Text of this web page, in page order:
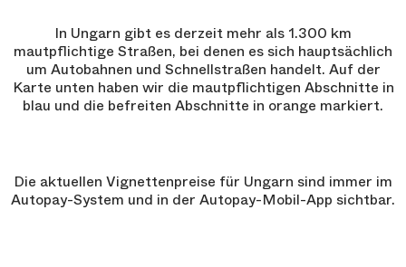
In Ungarn gibt es derzeit mehr als 1.300 km
mautpflichtige Straßen, bei denen es sich hauptsächlich
um Autobahnen und Schnellstraßen handelt. Auf der
Karte unten haben wir die mautpflichtigen Abschnitte in
blau und die befreiten Abschnitte in orange markiert.
Die aktuellen Vignettenpreise für Ungarn sind immer im
Autopay-System und in der Autopay-Mobil-App sichtbar.